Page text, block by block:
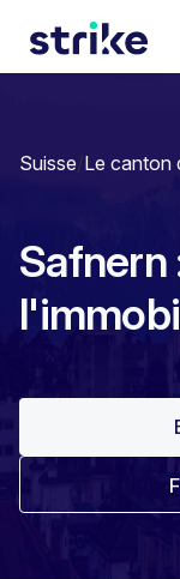
Suisse/Le canton
Safnern